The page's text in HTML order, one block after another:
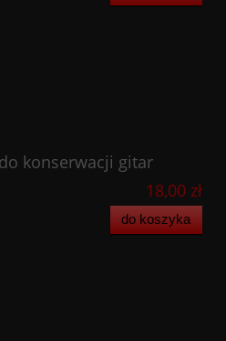
konserwacji gitar
18,00 zł
do koszyka